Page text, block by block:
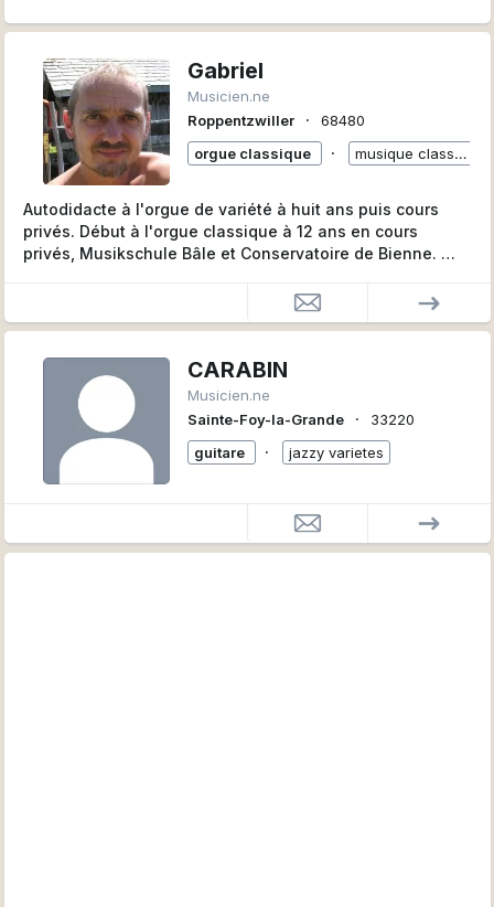
Gabriel
Musicien.ne
Roppentzwiller
∙
68480
orgue classique
∙ musique classique
Autodidacte à l'orgue de variété à huit ans puis cours
privés. Début à l'orgue classique à 12 ans en cours
privés, Musikschule Bâle et Conservatoire de Bienne.
accompagnement de chorales, instrumentistes.
Comme keyboarder j'ai joué dans des groupes de Rock,
A l'heure actuelle je me concentre sur la direction de
choeur, sur des projets ponctuels dans la variété ou le
jazz, et la composition de chansons.
CARABIN
Musicien.ne
Sainte-Foy-la-Grande
∙
33220
guitare
∙ jazzy varietes